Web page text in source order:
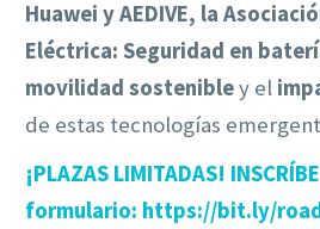
Huawei y AEDIVE, la
Eléctrica: Seguridad en
movilidad sostenibley el
de estas tecnologías
¡PLAZAS LIMITADAS!
formulario: https://bit.ly/